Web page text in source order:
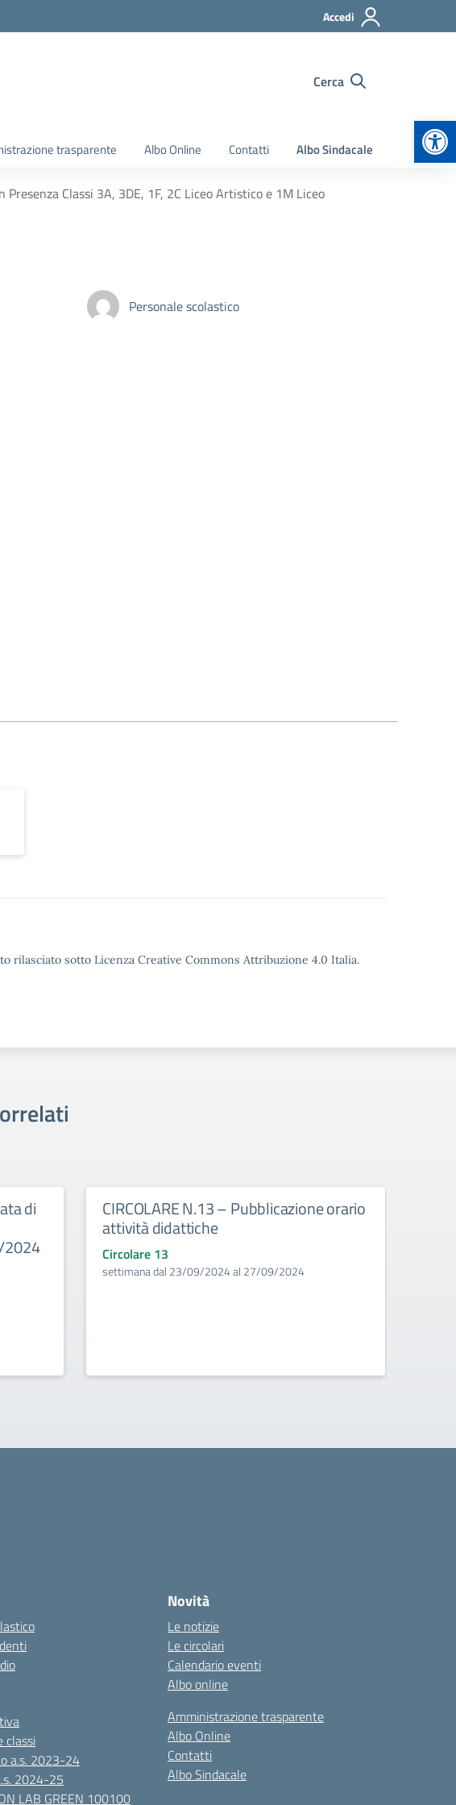
Accedi
Cerca
trasparente Albo Online Contatti Albo Sindacale
Presenza Classi 3A, 3DE, 1F, 2C Liceo Artistico e 1M Liceo
Personale scolastico
rilasciato sotto Licenza Creative Commons Attribuzione 4.0 Italia.
di
2024
CIRCOLARE N.13 – Pubblicazione orario
attività didattiche
Circolare 13
settimana dal 23/09/2024 al 27/09/2024
classi
a.s. 2023-24
2024-25
LAB GREEN 100100
Novità
Le notizie
Le circolari
Calendario eventi
Albo online
Amministrazione trasparente
Albo Online
Contatti
Albo Sindacale